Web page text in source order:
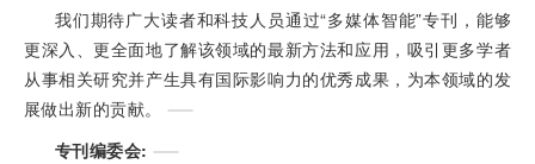
我们期待广大读者和科技人员通过“多媒体智能”专刊，能够
更深入、更全面地了解该领域的最新方法和应用，吸引更多学者
从事相关研究并产生具有国际影响力的优秀成果，为本领域的发
展做出新的贡献。
专刊编委会: